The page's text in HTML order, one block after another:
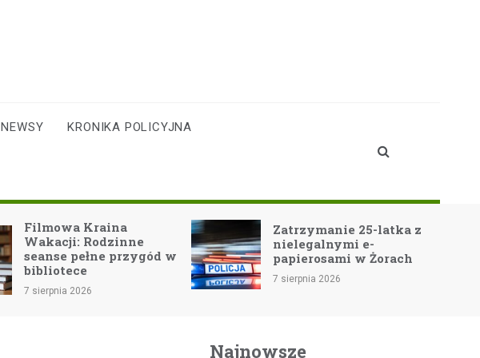
NEWSY KRONIKA POLICYJNA
Filmowa Kraina
Wakacji: Rodzinne
seanse pełne przygód w
bibliotece
7 sierpnia 2026
Zatrzymanie 25-latka z
nielegalnymi e-
papierosami w Żorach
7 sierpnia 2026
Najnowsze